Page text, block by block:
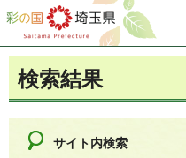
彩の国 埼玉県
検索結果
サイト内検索